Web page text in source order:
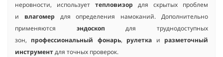
неровности, использует тепловизор
для скрытых проблем
и
влагомер
для определения намоканий. Дополнительно
применяются
эндоcкоп
для труднодоступных
зон, профессиональный фонарь, рулетка и разметочный
инструментдля точных проверок.